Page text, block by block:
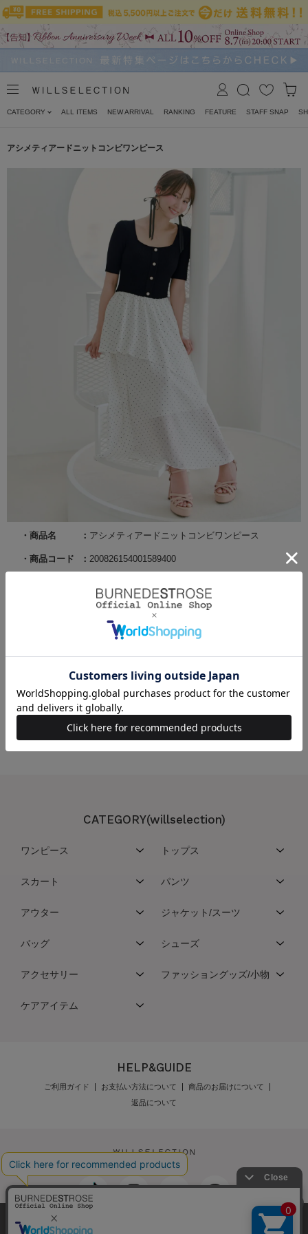
CATEGORY ALL ITEMS NEW ARRIVAL RANKING FEATURE STAFF SNAP
アシメティアードニットコンビワンピース
商品名 アシメティアードニットコンビワンピース
商品コード 200826154001589400
ブラック×ホワイト
この商品を取り扱っている店舗
こちらの商品は取扱い店舗一覧サービスを停止させていただいております
CATEGORY(willselection)
ワンピース トップス
スカート パンツ
アウター ジャケット/スーツ
バッグ シューズ
アクセサリー ファッショングッズ/小物
ケアアイテム
HELP&GUIDE
ご利用ガイド お支払い方法について
商品のお届けについて
返品について
弊社はCookieを利用し、Webの利便性向上に努め
最新の在庫数は店舗へお電話下さい